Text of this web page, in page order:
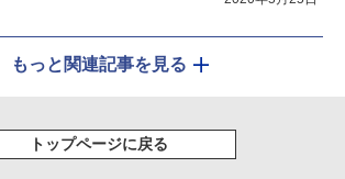
もっと関連記事を見る
トップページに戻る